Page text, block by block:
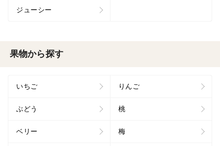
ジューシー
果物から探す
いちご りんご
ぶどう 桃
ベリー 梅